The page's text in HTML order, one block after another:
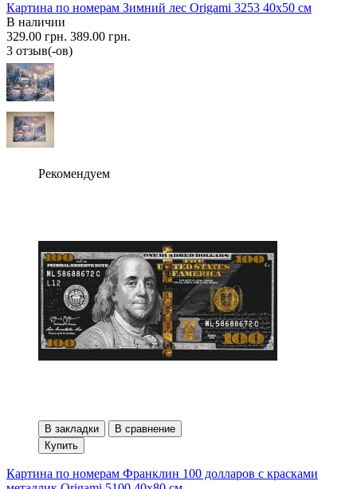
Картина по номерам Зимний лес Origami 3253 40x50 см
В наличии
329.00 грн. 389.00 грн.
3 отзыв(-ов)
Рекомендуем
В закладки
В сравнение
Купить
Картина по номерам Франклин 100 долларов с красками